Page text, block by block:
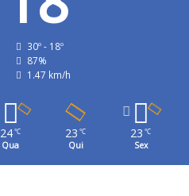
30º - 18º
87%
1.47 km/h
24℃
Qua
23 ℃
Qui
23 ℃
Sex